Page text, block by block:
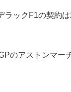
布団にもぐり込
再】
キネン、フェル
の噂に「なぜ調
ラックF1の契約
のアストンマー